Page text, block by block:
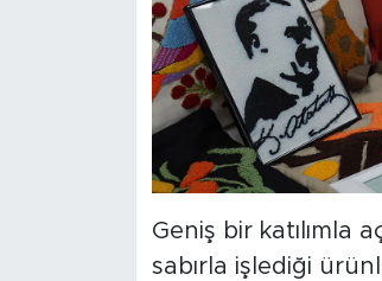
Geniş bir katılımla
sabırla işlediği